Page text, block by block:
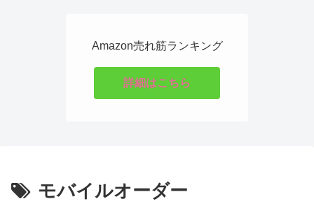
Amazon売れ筋ランキング
詳細はこちら
モバイルオーダー